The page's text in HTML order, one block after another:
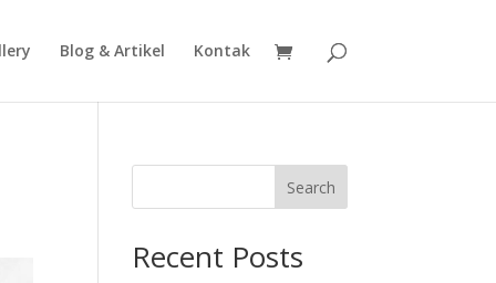
Blog & Artikel Kontak
Search
Recent Posts